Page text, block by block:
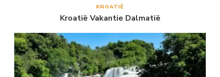
KROATIË
Kroatië Vakantie Dalmatië